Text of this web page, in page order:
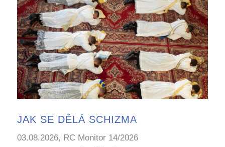
JAK SE DĚLÁ SCHIZMA
03.08.2026, RC Monitor 14/2026